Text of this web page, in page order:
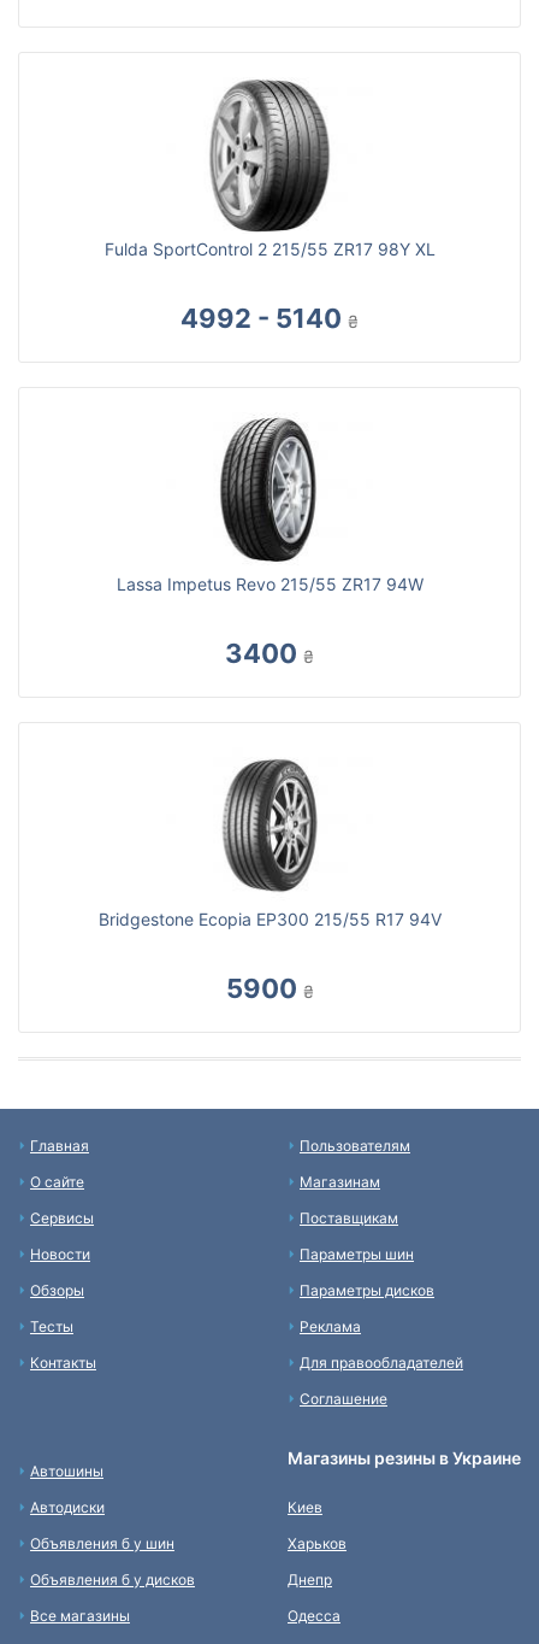
Fulda SportControl 2 215/55 ZR17 98Y XL
4992 - 5140 ₴
Lassa Impetus Revo 215/55 ZR17 94W
3400 ₴
Bridgestone Ecopia EP300 215/55 R17 94V
5900 ₴
Главная
О сайте
Сервисы
Новости
Обзоры
Тесты
Контакты
Пользователям
Магазинам
Поставщикам
Параметры шин
Параметры дисков
Реклама
Для правообладателей
Соглашение
Автошины
Автодиски
Объявления б у шин
Объявления б у дисков
Все магазины
Магазины резины в Украине
Киев
Харьков
Днепр
Одесса